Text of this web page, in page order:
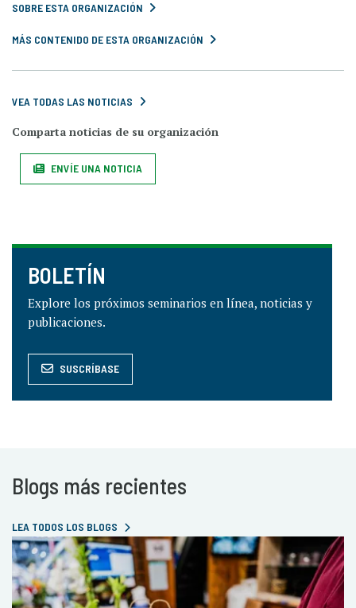
SOBRE ESTA ORGANIZACIÓN
MÁS CONTENIDO DE ESTA ORGANIZACIÓN
VEA TODAS LAS NOTICIAS
Comparta noticias de su organización
ENVÍE UNA NOTICIA
BOLETÍN
Explore los próximos seminarios en línea, noticias y
publicaciones.
SUSCRÍBASE
Blogs más recientes
LEA TODOS LOS BLOGS